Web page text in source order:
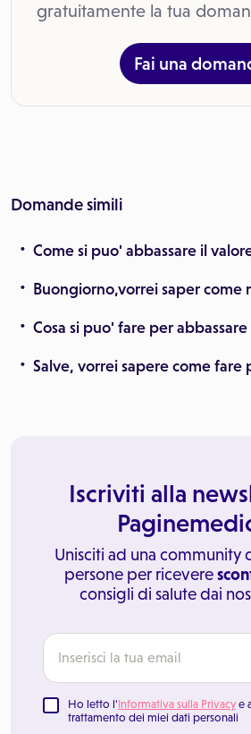
gratuitamente la tua
Fai una
Domande simili
Come si puo' abbassare il
Buongiorno,vorrei saper come
Cosa si puo' fare per
Salve, vorrei sapere come fare
Iscriviti alla
Unisciti ad una community
persone per ricevere
consigli di salute dai
Ho letto l'Informativa sulla Privacy e
trattamento dei miei dati personali